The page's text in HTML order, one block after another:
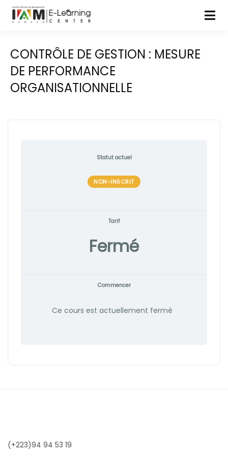
CONTRÔLE DE GESTION : MESURE
DE PERFORMANCE
ORGANISATIONNELLE
Statut actuel
NON-INSCRIT
Tarif
Fermé
Commencer
Ce cours est actuellement fermé
(+223)94 94 53 19